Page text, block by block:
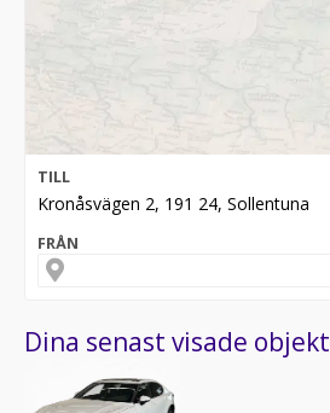
TILL
Kronåsvägen 2, 191 24, Sollentuna
FRÅN
Dina senast visade objekt